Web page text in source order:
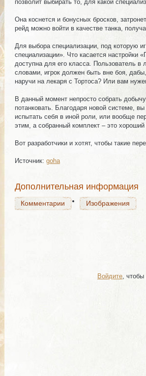
позволит выбирать то, для какой
Она коснется и бонусных бросков,
рейд можно войти в качестве танка,
Для выбора специализации, под которую
специализации». Что касается настройки
доступна для его класса. Пользователь
словами, игрок должен быть вне боя,
наручи на лекаря с Тортоса? Или вам
В данный момент непросто собрать
потанковать. Благодаря новой системе,
испытать себя в иной роли, или вообще
этим, а собранный комплект – это
Вот разработчики и хотят, чтобы такие
Источник: goha
Дополнительная информация
Комментарии Изображения
Комментарии
Комментарии Изображения
Войдите ,